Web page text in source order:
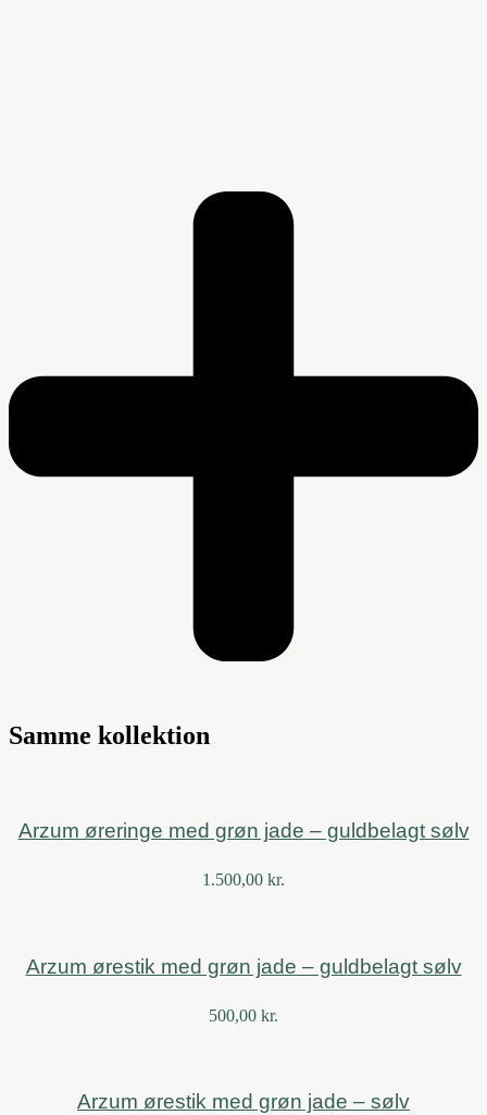
Samme kollektion
Arzum øreringe med grøn jade – guldbelagt sølv
1.500,00 kr.
Arzum ørestik med grøn jade – guldbelagt sølv
500,00 kr.
Arzum ørestik med grøn jade – sølv